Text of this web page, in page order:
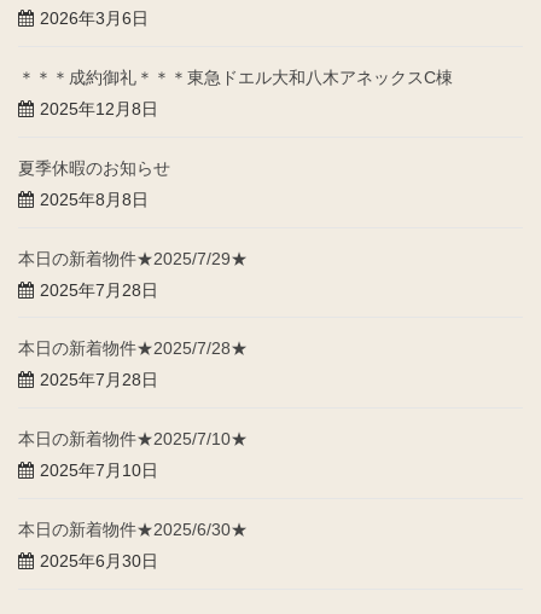
2026年3月6日
＊＊＊成約御礼＊＊＊東急ドエル大和八木アネックスC棟
2025年12月8日
夏季休暇のお知らせ
2025年8月8日
本日の新着物件★2025/7/29★
2025年7月28日
本日の新着物件★2025/7/28★
2025年7月28日
本日の新着物件★2025/7/10★
2025年7月10日
本日の新着物件★2025/6/30★
2025年6月30日